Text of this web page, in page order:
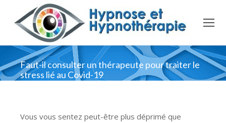
Faut-il consulter un thérapeute pour traiter le
stress lié au Covid-19
Vous vous sentez peut-être plus déprimé que